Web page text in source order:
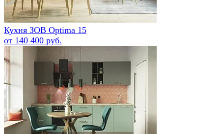
Кухня ЗОВ Optima 15
от 140 400 руб.